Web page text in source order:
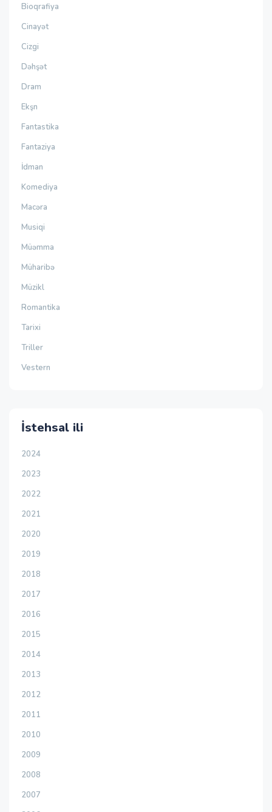
Bioqrafiya
Cinayət
Cizgi
Dəhşət
Dram
Ekşn
Fantastika
Fantaziya
İdman
Komediya
Macəra
Musiqi
Müəmma
Müharibə
Müzikl
Romantika
Tarixi
Triller
Vestern
İstehsal ili
2024
2023
2022
2021
2020
2019
2018
2017
2016
2015
2014
2013
2012
2011
2010
2009
2008
2007